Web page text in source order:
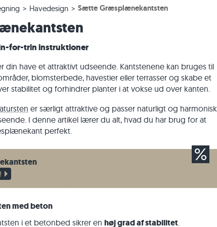
Beige fliser
Grå fliser
Beige terrassefliser
Grå terrassefliser
Belægningssten af kalksten
Trappetrin af gnejs
Trappetrin af kalksten
Mursten af travertin
Marmor
Kvartsit
Travertin
Havedesign Sætte Græsplænekantsten
for-trin instruktioner
have et attraktivt udseende. Kantstenene kan bruges til
blomsterbede, havestier eller terrasser og skabe et
stabilitet og forhindrer planter i at vokse ud over kanten.
er særligt attraktive og passer naturligt og harmonisk
I denne artikel lærer du alt, hvad du har brug for at
perfekt.
med beton
i et betonbed sikrer en høj grad af stabilitet.